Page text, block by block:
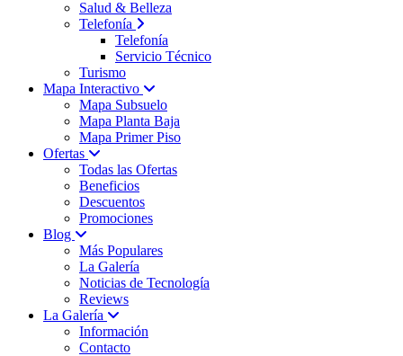
Salud & Belleza
Telefonía
Telefonía
Servicio Técnico
Turismo
Mapa Interactivo
Mapa Subsuelo
Mapa Planta Baja
Mapa Primer Piso
Ofertas
Todas las Ofertas
Beneficios
Descuentos
Promociones
Blog
Más Populares
La Galería
Noticias de Tecnología
Reviews
La Galería
Información
Contacto